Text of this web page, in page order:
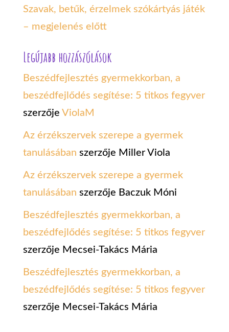
Szavak, betűk, érzelmek szókártyás játék
– megjelenés előtt
Legújabb hozzászólások
Beszédfejlesztés gyermekkorban, a
beszédfejlődés segítése: 5 titkos fegyver
szerzője ViolaM
Az érzékszervek szerepe a gyermek
tanulásában szerzője Miller Viola
Az érzékszervek szerepe a gyermek
tanulásában szerzője Baczuk Móni
Beszédfejlesztés gyermekkorban, a
beszédfejlődés segítése: 5 titkos fegyver
szerzője Mecsei-Takács Mária
Beszédfejlesztés gyermekkorban, a
beszédfejlődés segítése: 5 titkos fegyver
szerzője Mecsei-Takács Mária